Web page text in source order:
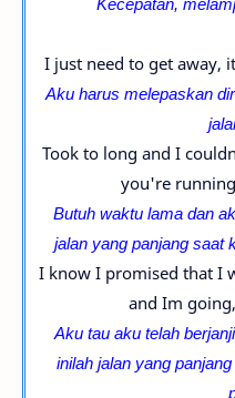
I just need to get away,
Aku harus melepaskan
Took to long and I
you're
Butuh waktu lama dan
jalan yang panjang saat
I know I promised that I
and Im
Aku tau aku telah
inilah jalan yang